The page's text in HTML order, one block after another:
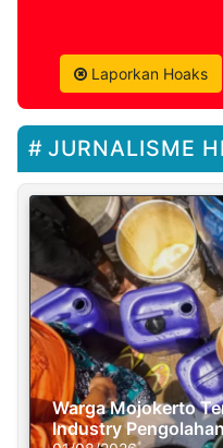
Laporkan Hoaks
JURNALISME
Warga Mojokerto
Industry